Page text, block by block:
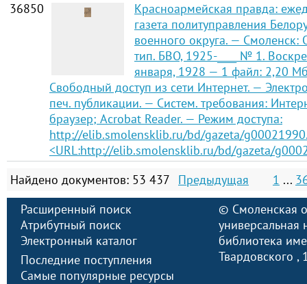
36850
Красноармейская правда:
газета политуправления
военного округа. — Смоленск:
тип. БВО, 1925-____ № 1.
января, 1928 — 1 файл: 2,20
Свободный доступ из сети Интернет. —
печ. публикации. — Систем. требования:
браузер; Acrobat Reader. — Режим доступа:
http://elib.smolensklib.ru/bd/gazeta/
<URL:http://elib.smolensklib.ru/bd/gazeta/
Найдено документов: 53 437
Предыдущая 1 ...
Расширенный поиск
Атрибутный поиск
Электронный каталог
Последние поступления
Самые популярные ресурсы
© Смоленская
универсальная
библиотека
Твардовского ,